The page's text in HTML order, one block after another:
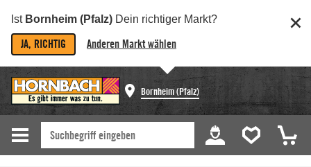
Ist Bornheim (Pfalz) Dein richtiger Markt?
JA, RICHTIG Anderen Markt wählen
Bornheim (Pfalz)